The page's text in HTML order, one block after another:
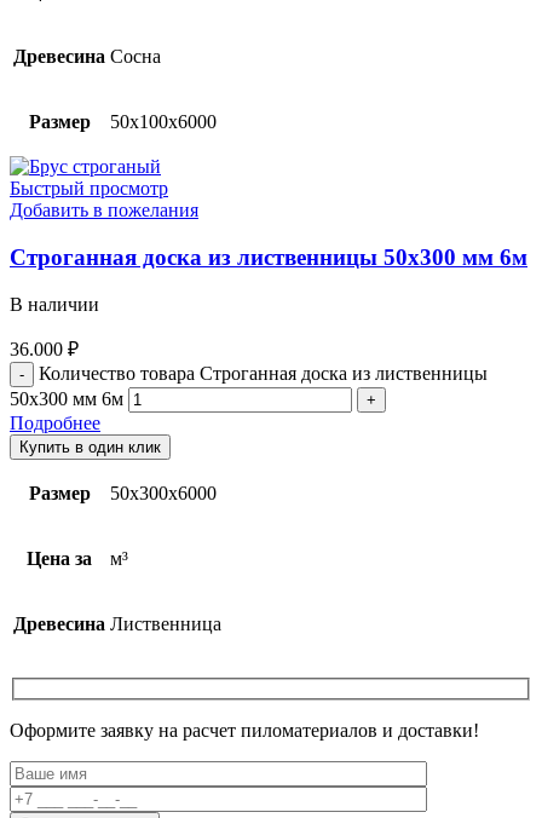
Древесина Сосна
Размер 50х100х6000
Быстрый просмотр
Добавить в пожелания
Строганная доска из лиственницы 50х300 мм 6м
В наличии
36.000 ₽
Количество товара Строганная доска из лиственницы
50х300 мм 6м
Подробнее
Купить в один клик
Размер 50х300х6000
Цена за м³
Древесина Лиственница
Оформите заявку на расчет пиломатериалов и доставки!